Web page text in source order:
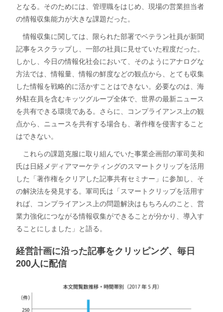
となる。そのためには、管理職をはじめ、現場の営業担当者
の情報収集能力が大きな課題だった。
情報収集に関しては、限られた部署でベテラン社員が新聞
記事をスクラップし、一部の社員に見せていた程度だった。
しかし、今日の情報化社会において、そのようにアナログな
方法では、情報量、情報の鮮度などの観点から、とても収集
した情報を戦略的に活かすことはできない。必要なのは、海
外駐在員を含むキッツグループ全体で、世界の最新ニュース
を共有できる環境である。さらに、コンプライアンス上の観
点から、ニュースを共有する場合も、著作権を侵害すること
はできない。
これらの課題克服に取り組んでいた事業企画部の軍司美和
氏は日経メディアマーケティングのスマートクリップを活用
した「著作権をクリアした記事共有セミナー」に参加し、そ
の解決法を発見する。軍司氏は「スマートクリップを活用す
れば、コンプライアンス上の問題解決はもちろんのこと、営
業力強化につながる情報収集ができることが分かり、導入す
ることにしました」と語る。
経営計画に沿った記事をクリッピング、毎日
200人に配信